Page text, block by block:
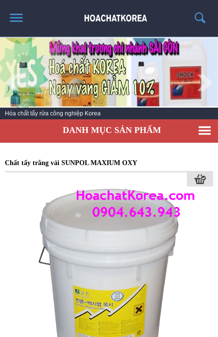
TRANG CHỦ
GIỚI THIỆU
THÔNG TIN SẢN PHẨM
TIN TỨC
LIÊN HỆ
Hóa chất vệ sinh làm sạch số 1 Hàn Quốc
DANH MỤC SẢN PHẨM
Chất tẩy trắng vải SUNPOL MAXIUM OXY